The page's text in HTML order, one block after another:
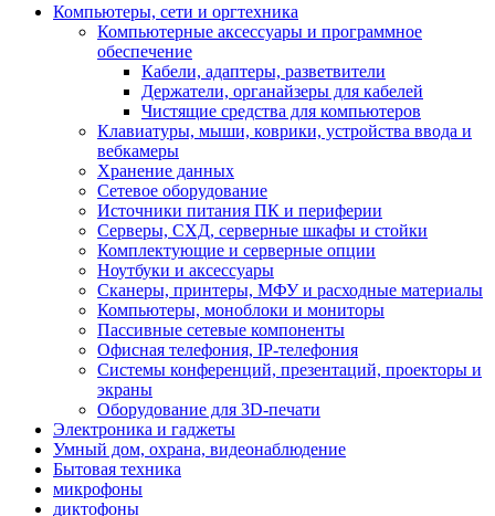
Компьютеры, сети и оргтехника
Компьютерные аксессуары и программное
обеспечение
Кабели, адаптеры, разветвители
Держатели, органайзеры для кабелей
Чистящие средства для компьютеров
Клавиатуры, мыши, коврики, устройства ввода и
вебкамеры
Хранение данных
Сетевое оборудование
Источники питания ПК и периферии
Серверы, СХД, серверные шкафы и стойки
Комплектующие и серверные опции
Ноутбуки и аксессуары
Сканеры, принтеры, МФУ и расходные материалы
Компьютеры, моноблоки и мониторы
Пассивные сетевые компоненты
Офисная телефония, IP-телефония
Системы конференций, презентаций, проекторы и
экраны
Оборудование для 3D-печати
Электроника и гаджеты
Умный дом, охрана, видеонаблюдение
Бытовая техника
микрофоны
диктофоны